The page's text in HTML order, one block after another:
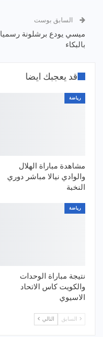
السابق بوست
ميسي يودع برشلونة رسميا
بالبكاء
قد يعجبك ايضا
رياضة
مشاهدة مباراة الهلال
والوادي نيالا مباشر دوري
النخبة
رياضة
نتيجة مباراة الوحدات
والكويت كاس الاتحاد
الاسيوي
السابق التالي